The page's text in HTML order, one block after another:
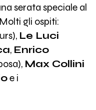
serata speciale al
gli ospiti:
Le Luci
, Enrico
Max Collini
e i